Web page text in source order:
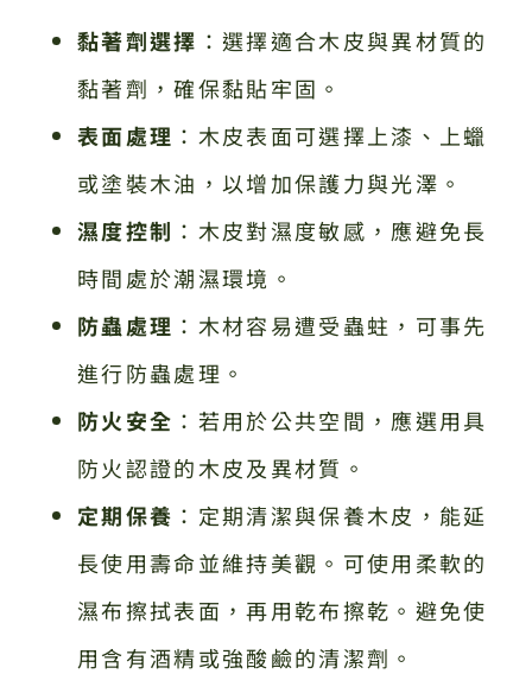
黏著劑選擇 ：選擇適合木皮與異材質的
黏著劑，確保黏貼牢固。
表面處理 ：木皮表面可選擇上漆、上蠟
或塗裝木油，以增加保護力與光澤。
濕度控制 ：木皮對濕度敏感，應避免長
時間處於潮濕環境。
防蟲處理 ：木材容易遭受蟲蛀，可事先
進行防蟲處理。
防火安全 ：若用於公共空間，應選用具
防火認證的木皮及異材質。
定期保養 ：定期清潔與保養木皮，能延
長使用壽命並維持美觀。可使用柔軟的
濕布擦拭表面，再用乾布擦乾。避免使
用含有酒精或強酸鹼的清潔劑。